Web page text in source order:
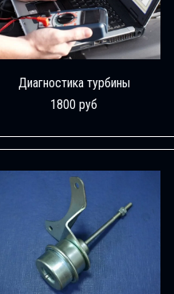
Диагностика турбины
1800 руб